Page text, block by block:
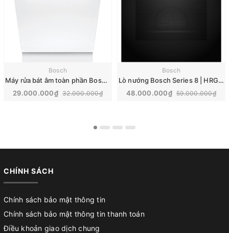
Bosch
Máy rửa bát âm toàn phần Bosch Series 8 | SMD8TCX04E
29.000.000₫ 32.000.000₫
Bosch
Lò nướng Bosch Series 8 | HRG7784B1
48.000.000₫ 59.000.000₫
CHÍNH SÁCH
Chính sách bảo mật thông tin
Chính sách bảo mật thông tin thanh toán
Điều khoản giao dịch chung